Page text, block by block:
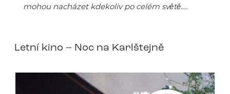
mohou nacházet kdekoliv po celém světě….
Letní kino – Noc na Karlštejně